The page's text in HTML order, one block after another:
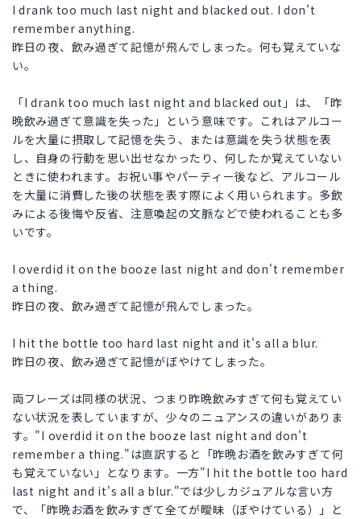
I drank too much last night and blacked out. I don't
remember anything.
昨日の夜、飲み過ぎて記憶が飛んでしまった。何も覚えていな
い。
「I drank too much last night and blacked out」は、「昨
晚飲み過ぎて意識を失った」という意味です。これはアルコー
ルを大量に摂取して記憶を失う、または意識を失う状態を表
し、自身の行動を思い出せなかったり、何したか覚えていない
ときに使われます。お祝い事やパーティー後など、アルコール
を大量に消費した後の状態を表す際によく用いられます。多飲
みによる後悔や反省、注意喚起の文脈などで使われることも多
いです。
I overdid it on the booze last night and don't remember
a thing.
昨日の夜、飲み過ぎて記憶が飛んでしまった。
I hit the bottle too hard last night and it's all a blur.
昨日の夜、飲み過ぎて記憶がぼやけてしまった。
両フレーズは同様の状況、つまり昨晩飲みすぎて何も覚えてい
ない状況を表していますが、少々のニュアンスの違いがありま
す。"I overdid it on the booze last night and don't
remember a thing."は直訳すると「昨晩お酒を飲みすぎて何
も覚えていない」となります。一方"I hit the bottle too hard
last night and it's all a blur."では少しカジュアルな言い方
で、「昨晩お酒を飲みすぎて全てが曖昧（ぼやけている）」と